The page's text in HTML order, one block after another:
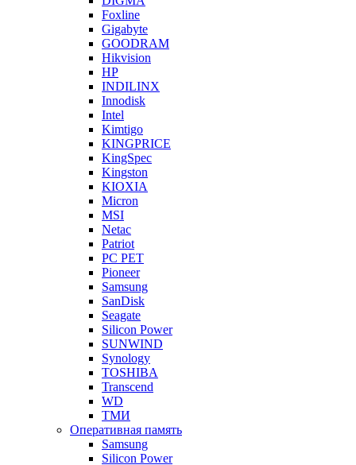
Foxline
Gigabyte
GOODRAM
Hikvision
HP
INDILINX
Innodisk
Intel
Kimtigo
KINGPRICE
KingSpec
Kingston
KIOXIA
Micron
MSI
Netac
Patriot
PC PET
Pioneer
Samsung
SanDisk
Seagate
Silicon Power
SUNWIND
Synology
TOSHIBA
Transcend
WD
ТМИ
Оперативная память
Samsung
Silicon Power